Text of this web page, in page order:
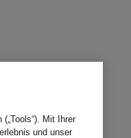
Mit Ihrer
und unser